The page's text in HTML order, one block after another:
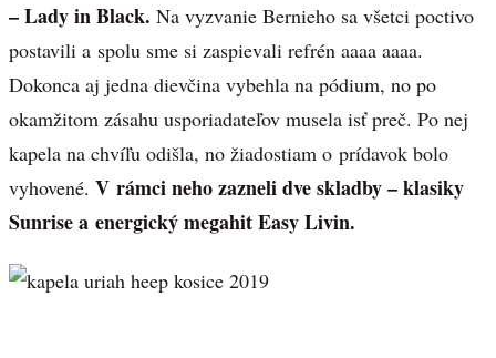
– Lady in Black. Na vyzvanie Bernieho sa všetci poctivo
postavili a spolu sme si zaspievali refrén aaaa aaaa.
Dokonca aj jedna dievčina vybehla na pódium, no po
okamžitom zásahu usporiadateľov musela isť preč. Po nej
kapela na chvíľu odišla, no žiadostiam o prídavok bolo
vyhovené. V rámci neho zazneli dve skladby – klasiky
Sunrise a energický megahit Easy Livin.